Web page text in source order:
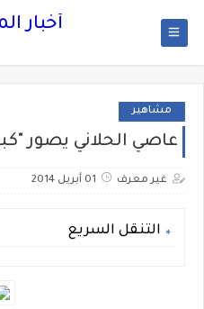
أخبار
مشاهير
عاصي الحلاني يصور
غير معرف 01 أبريل 2014
التنقل السريع